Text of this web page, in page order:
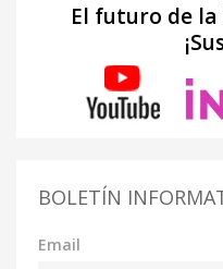
El futuro de
BOLETÍN
Email